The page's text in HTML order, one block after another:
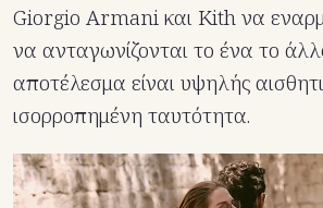
Giorgio Armani και Kith να
να ανταγωνίζονται το ένα το
αποτέλεσμα είναι υψηλής
ισορροπημένη ταυτότητα.